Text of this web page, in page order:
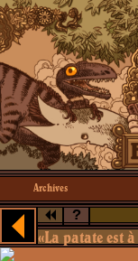
Archives
?